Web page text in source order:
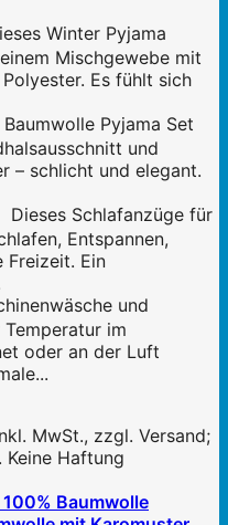
Winter Pyjama
Mischgewebe mit
Es fühlt sich
Baumwolle Pyjama Set
und
– schlicht und elegant.
Dieses Schlafanzüge für
Entspannen,
Freizeit. Ein
und
im
oder an der Luft
MwSt., zzgl. Versand;
Keine Haftung